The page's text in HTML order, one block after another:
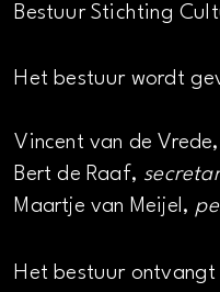
Bestuur Stichting
Het bestuur wordt
Vincent van de Vrede,
Bert de Raaf,
Maartje van Meijel,
Het bestuur